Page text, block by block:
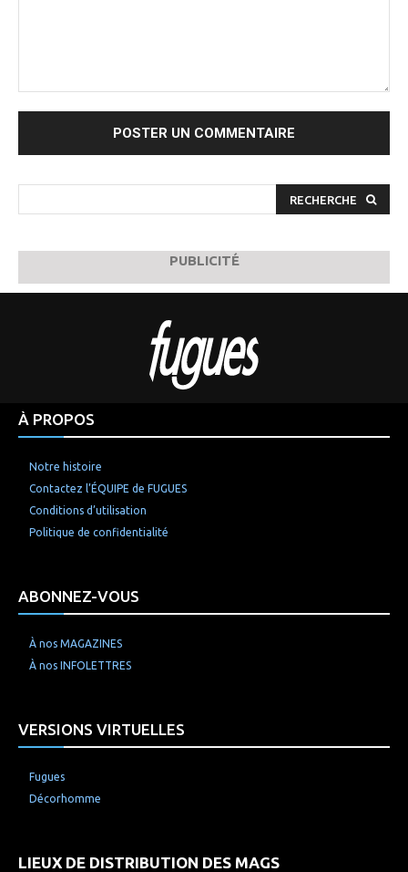
RECHERCHE
PUBLICITÉ
À PROPOS
Notre histoire
Contactez l’ÉQUIPE de FUGUES
Conditions d’utilisation
Politique de confidentialité
ABONNEZ-VOUS
À nos MAGAZINES
À nos INFOLETTRES
VERSIONS VIRTUELLES
Fugues
Décorhomme
LIEUX DE DISTRIBUTION DES MAGS